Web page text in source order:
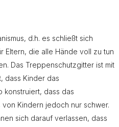
d.h. es schließt sich
Eltern, die alle Hände voll zu tun
Das Treppenschutzgitter ist mit
dass Kinder das
konstruiert, dass das
Kindern jedoch nur schwer.
sich darauf verlassen, dass